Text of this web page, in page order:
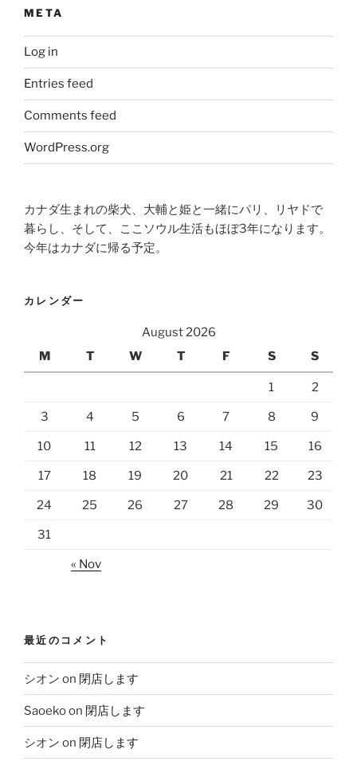
META
Log in
Entries feed
Comments feed
WordPress.org
カナダ生まれの柴犬、大輔と姫と一緒にパリ、リヤドで
暮らし、そして、ここソウル生活もほぼ3年になります。
今年はカナダに帰る予定。
カレンダー
August 2026
M
T W T F S S
1 2
3 4 5 6 7 8 9
10 11 12 13 14 15 16
17 18 19 20 21 22 23
24 25 26 27 28 29 30
31
« Nov
最近のコメント
シオン on 閉店します
Saoekoon 閉店します
シオン on 閉店します